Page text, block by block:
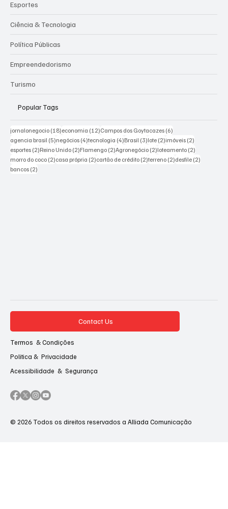
Esportes
Ciência & Tecnologia
Política Públicas
Empreendedorismo
Turismo
Popular Tags
jornalonegocio (18)18 posts
economia (12)12 posts
Campos dos Goytacazes (6)
agencia brasil (5)5 posts
negócios (4)4 posts
tecnologia (4)4 posts
Brasil (3)3 posts
lote (2)2 posts
imóveis (2)
esportes (2)2 posts
Reino Unido (2)2 posts
Flamengo (2)2 posts
Agronegócio (2)2 posts
loteamento (2)
morro do coco (2)2 posts
casa própria (2)2 posts
cartão de crédito (2)2 posts
terreno (2)2 posts
desfile (2)
bancos (2)
Contact Us
Termos & Condições
Politica & Privacidade
Acessibilidade & Segurança
© 2026 Todos os direitos reservados a Alliada Comunicação